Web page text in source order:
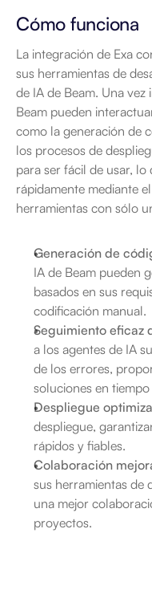
Cómo funciona
La integración de Exa
sus herramientas de
de IA de Beam. Una
Beam pueden
como la generación de
los procesos de
para ser fácil de usar,
rápidamente mediante
herramientas con sólo
Generación de
IA de Beam pueden
basados en sus
codificación manual.
Seguimiento eficaz
a los agentes de IA
de los errores,
soluciones en tiempo
Despliegue
despliegue,
rápidos y fiables.
Colaboración
sus herramientas de
una mejor
proyectos.